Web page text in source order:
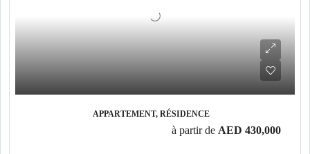
APPARTEMENT, RÉSIDENCE
à partir de AED 430,000